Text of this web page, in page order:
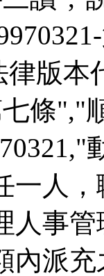
版本
條","
一人
人事
內派